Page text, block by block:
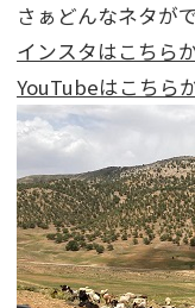
さぁどんなネタが
インスタはこちら
YouTubeはこちら